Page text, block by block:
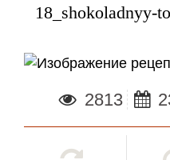
18_shokoladnyy-
2813